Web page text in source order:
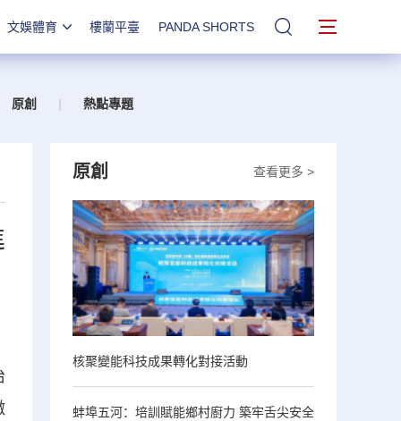
文娛體育 樓蘭平臺 PANDA SHORTS 站內搜索
原創 | 熱點專題
查看更多 >
原創
核聚變能科技成果轉化對接活動
蚌埠五河：培訓賦能鄉村廚力 築牢舌尖安全